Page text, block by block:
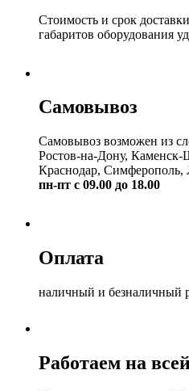
Стоимость и срок
габаритов оборудования
Самовывоз
Самовывоз возможен из
Ростов-на-Дону,
Краснодар, Симферополь,
пн-пт с 09.00 до 18.00
Оплата
наличный и безналичный
Работаем на